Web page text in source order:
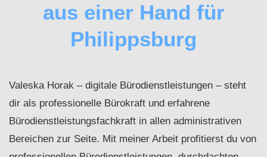
aus einer Hand für
Philippsburg
Valeska Horak – digitale Bürodienstleistungen – steht
dir als professionelle Bürokraft und erfahrene
Bürodienstleistungsfachkraft in allen administrativen
Bereichen zur Seite. Mit meiner Arbeit profitierst du von